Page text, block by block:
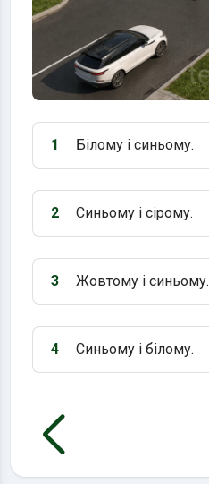
Варіант 1:
1 Білому і синьому.
Варіант 2:
2 Синьому і сірому.
Варіант 3:
3 Жовтому і синьому.
Варіант 4:
4 Синьому і білому.